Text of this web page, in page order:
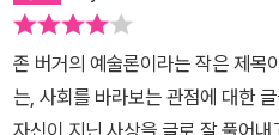
에서 시작되었던 공산주의가 오늘
된 법칙들이 실제 사람들의 삶을 가
기 때문이라고 진단한다. 그는 이
을 걷어내고 볼 줄 아는 눈을 지니
존 버거의 예술론이라는 작은 제목
는, 사회를 바라보는 관점에 대한